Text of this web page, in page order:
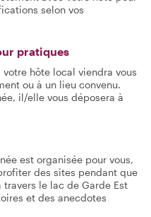
selon vos
pratiques
hôte local viendra vous
ou à un lieu convenu.
il/elle vous déposera à
est organisée pour vous,
des sites pendant que
le lac de Garde Est
et des anecdotes